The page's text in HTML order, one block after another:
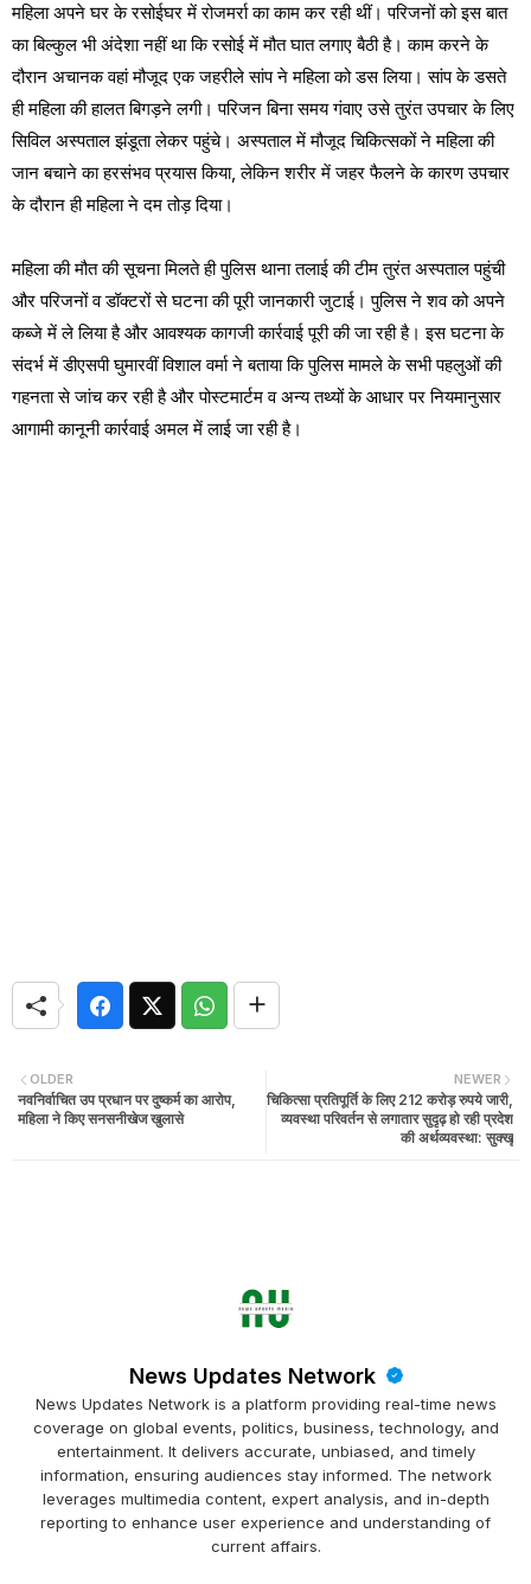
महिला अपने घर के रसोईघर में रोजमर्रा का काम कर रही थीं। परिजनों को इस बात
का बिल्कुल भी अंदेशा नहीं था कि रसोई में मौत घात लगाए बैठी है। काम करने के
दौरान अचानक वहां मौजूद एक जहरीले सांप ने महिला को डस लिया। सांप के डसते
ही महिला की हालत बिगड़ने लगी। परिजन बिना समय गंवाए उसे तुरंत उपचार के लिए
सिविल अस्पताल झंडूता लेकर पहुंचे। अस्पताल में मौजूद चिकित्सकों ने महिला की
जान बचाने का हरसंभव प्रयास किया, लेकिन शरीर में जहर फैलने के कारण उपचार
के दौरान ही महिला ने दम तोड़ दिया।
महिला की मौत की सूचना मिलते ही पुलिस थाना तलाई की टीम तुरंत अस्पताल पहुंची
और परिजनों व डॉक्टरों से घटना की पूरी जानकारी जुटाई। पुलिस ने शव को अपने
कब्जे में ले लिया है और आवश्यक कागजी कार्रवाई पूरी की जा रही है। इस घटना के
संदर्भ में डीएसपी घुमारवीं विशाल वर्मा ने बताया कि पुलिस मामले के सभी पहलुओं की
गहनता से जांच कर रही है और पोस्टमार्टम व अन्य तथ्यों के आधार पर नियमानुसार
आगामी कानूनी कार्रवाई अमल में लाई जा रही है।
NEWER
चिकित्सा प्रतिपूर्ति के लिए 212 करोड़ रुपये जारी,
व्यवस्था परिवर्तन से लगातार सुदृढ़ हो रही प्रदेश
की अर्थव्यवस्था: सुक्खू
OLDER
नवनिर्वाचित उप प्रधान पर दुष्कर्म का आरोप,
महिला ने किए सनसनीखेज खुलासे
News Updates Network
News Updates Network is a platform providing real-time news
coverage on global events, politics, business, technology, and
entertainment. It delivers accurate, unbiased, and timely
information, ensuring audiences stay informed. The network
leverages multimedia content, expert analysis, and in-depth
reporting to enhance user experience and understanding of
current affairs.